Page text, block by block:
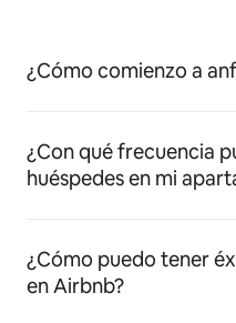
¿Cómo comienzo a
¿Con qué frecuencia
huéspedes en mi
¿Cómo puedo tener
en Airbnb?